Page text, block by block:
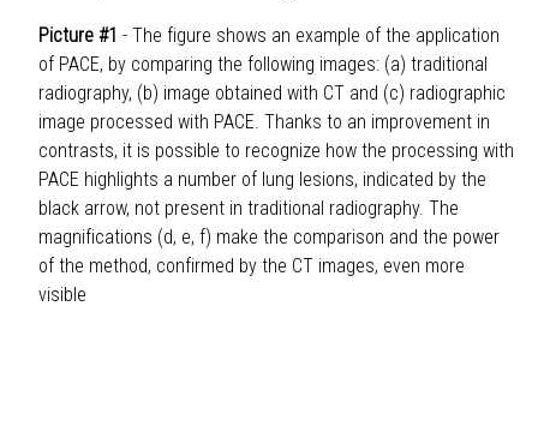
Picture #1 - The figure shows an example of the application
of PACE, by comparing the following images: (a) traditional
radiography, (b) image obtained with CT and (c) radiographic
image processed with PACE. Thanks to an improvement in
contrasts, it is possible to recognize how the processing with
PACE highlights a number of lung lesions, indicated by the
black arrow, not present in traditional radiography. The
magnifications (d, e, f) make the comparison and the power
of the method, confirmed by the CT images, even more
visible